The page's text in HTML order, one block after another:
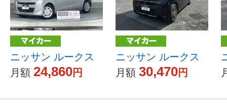
ニッサン ルークス
月額 24,860円
ニッサン ルークス
月額 30,470円